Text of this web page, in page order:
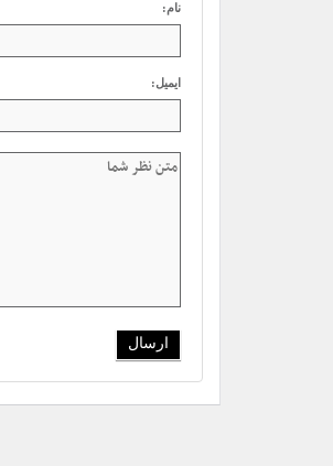
نام:
ایمیل: